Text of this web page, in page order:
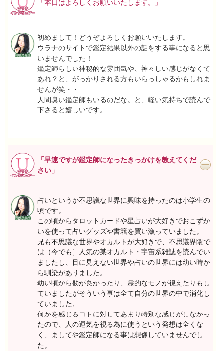
「本日はよろしくお願いいたします。」
初めまして！どうぞよろしくお願いいたします。
ウラナのサイトで鑑定結果以外の話をする事になると思
いませんでした！
鑑定師らしい神秘的な雰囲気や、神々しい感じがなくて
あれ？と、がっかりされる方もいらっしゃるかもしれま
せんが笑・・
人間臭い鑑定師もいるのだな。と、軽い気持ちで読んで
下さると嬉しいです。
「早速ですが鑑定師になったきっかけを教えてくだ
さい」
占いというか不思議な世界に興味を持ったのは小学生の
頃です。
この頃からタロットカードや星占いが大好きでおこずか
いを使って占いグッズや書籍を買い漁っていました。
兄も不思議な世界やオカルトが大好きで、不思議界隈で
は（今でも）人気の某オカルト・宇宙系雑誌を読んでい
ましたし、目に見えない世界や占いの世界には幼い時か
ら馴染がありました。
幼い頃から勘が良かったり、霊的なモノが視えたりもし
ていましたがそういう事は全て自分の世界の中で消化し
ていました。
何かを感じるコトに対してあまり特別な感じがしなかっ
たので、人の運気を視る為に使うという発想は全くな
く、ましてや鑑定師になる事は想像していませんでし
た。